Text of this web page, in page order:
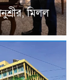
মিলল